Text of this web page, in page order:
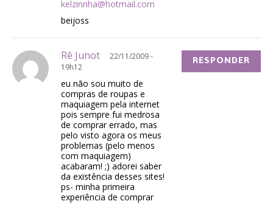
kelzinnha@hotmail.com
beijoss
Rê Junot
22/11/2009 -
19h12
eu não sou muito de
compras de roupas e
maquiagem pela internet
pois sempre fui medrosa
de comprar errado, mas
pelo visto agora os meus
problemas (pelo menos
com maquiagem)
acabaram! ;) adorei saber
da existência desses sites!
ps- minha primeira
experiência de comprar
RESPONDER